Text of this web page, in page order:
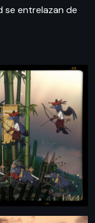
se entrelazan de